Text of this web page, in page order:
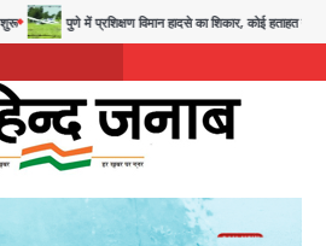
पुणे में प्रशिक्षण विमान हादसे का शिकार, कोई हताहत नहीं